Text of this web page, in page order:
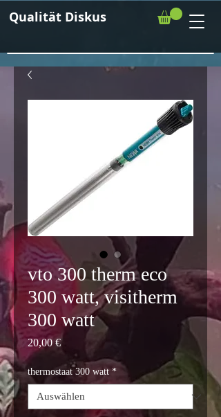
Qualität Diskus
vto 300 therm eco
300 watt, visitherm
300 watt
20,00 €Preis
thermostaat 300 watt *